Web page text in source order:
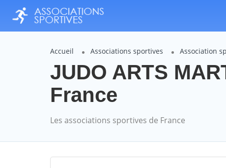
Accueil Associations sportives Association
JUDO ARTS
France
Les associations sportives de France